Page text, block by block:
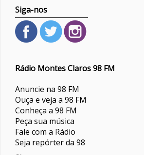
Siga-nos
Rádio Montes Claros 98 FM
Anuncie na 98 FM
Ouça e veja a 98 FM
Conheça a 98 FM
Peça sua música
Fale com a Rádio
Seja repórter da 98